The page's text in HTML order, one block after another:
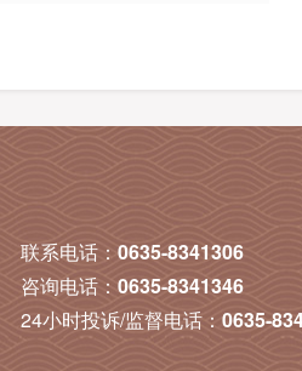
联系电话： 0635-8341306
咨询电话： 0635-8341346
24小时投诉/监督电话： 0635-